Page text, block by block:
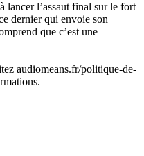
lancer l’assaut final sur le fort
dernier qui envoie son
que c’est une
audiomeans.fr/politique-de-